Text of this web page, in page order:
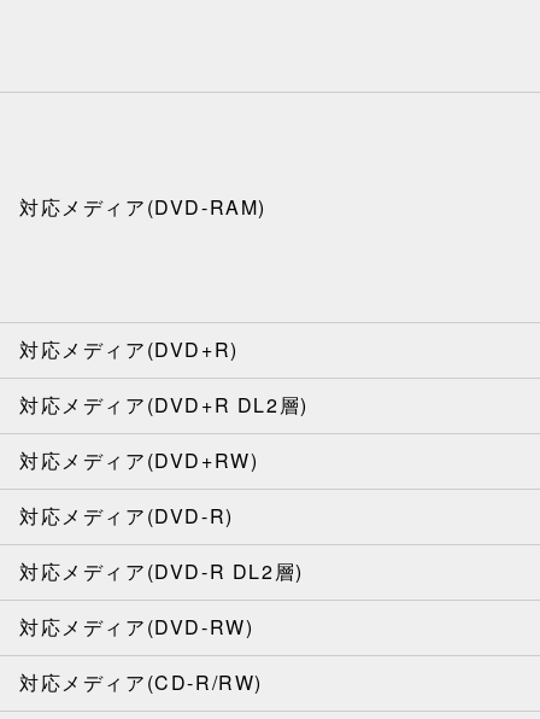
対応メディア(DVD-RAM)
対応メディア(DVD+R)
対応メディア(DVD+R DL2層)
対応メディア(DVD+RW)
対応メディア(DVD-R)
対応メディア(DVD-R DL2層)
対応メディア(DVD-RW)
対応メディア(CD-R/RW)